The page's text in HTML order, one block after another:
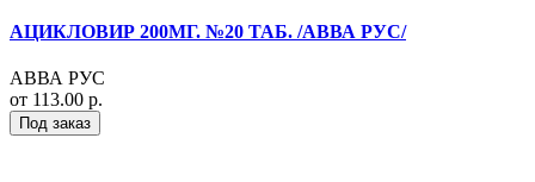
АЦИКЛОВИР 200МГ. №20 ТАБ. /АВВА РУС/
АВВА РУС
от 113.00 р.
Под заказ